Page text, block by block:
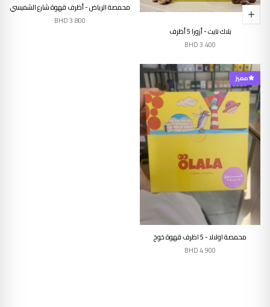
بلاك نايت - أزورا 5 أظرف
BHD3.400
محمصة الرياض - أظرف قهوة شارع الشميسي
BHD3.800
مميز
محمصة اولالا - 5 اظرف قهوة خوخ
BHD4.900